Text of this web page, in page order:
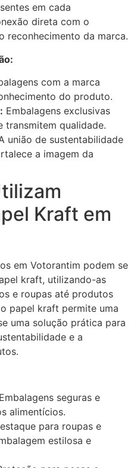
em cada
direta com o
reconhecimento da marca.
com a marca
do produto.
Embalagens exclusivas
transmitem qualidade.
união de sustentabilidade
a imagem da
Kraft em
em Votorantim podem se
kraft, utilizando-as
e roupas até produtos
papel kraft permite uma
uma solução prática para
e a
Embalagens seguras e
alimentícios.
para roupas e
estilosa e